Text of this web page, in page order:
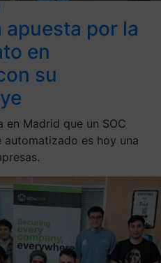
por la
en
su
en Madrid que un SOC
es hoy una